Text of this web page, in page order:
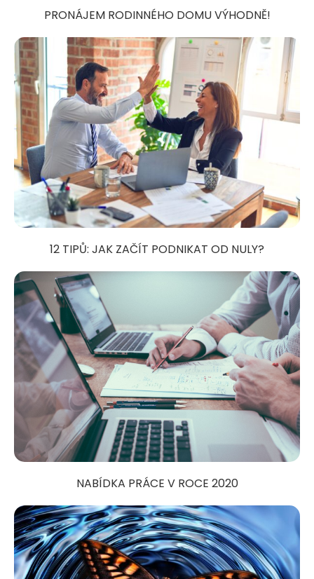
PRONÁJEM RODINNÉHO DOMU VÝHODNĚ!
12 TIPŮ: JAK ZAČÍT PODNIKAT OD NULY?
NABÍDKA PRÁCE V ROCE 2020